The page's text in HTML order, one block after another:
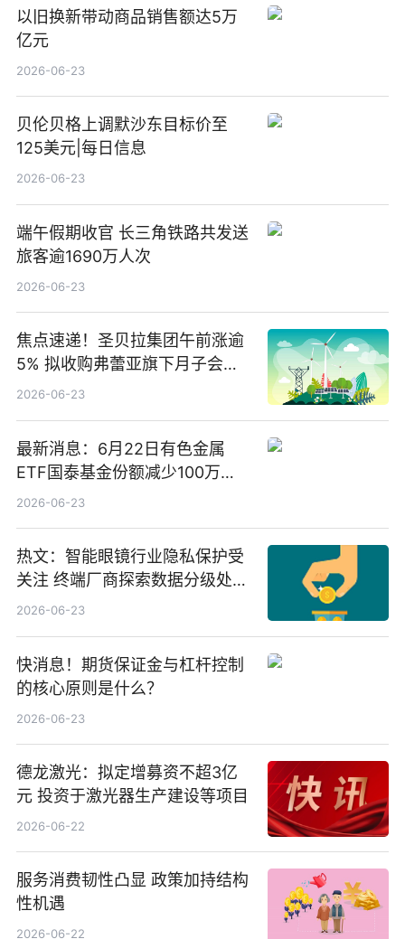
以旧换新带动商品销售额达5万
亿元
2026-06-23
贝伦贝格上调默沙东目标价至
125美元|每日信息
2026-06-23
端午假期收官 长三角铁路共发送
旅客逾1690万人次
2026-06-23
焦点速递！圣贝拉集团午前涨逾
5% 拟收购弗蕾亚旗下月子会所
业务少数股权
2026-06-23
最新消息：6月22日有色金属
ETF国泰基金份额减少100万
份，重仓股紫金矿业、洛阳钼
2026-06-23
热文：智能眼镜行业隐私保护受
关注 终端厂商探索数据分级处理
等方案
2026-06-23
快消息！期货保证金与杠杆控制
的核心原则是什么？
2026-06-23
德龙激光：拟定增募资不超3亿
元 投资于激光器生产建设等项目
2026-06-22
服务消费韧性凸显 政策加持结构
性机遇
2026-06-22